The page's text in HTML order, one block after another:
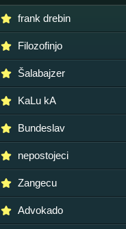
frank drebin
Filozofinjo
Šalabajzer
KaLu kA
Bundeslav
nepostojeci
Zangecu
Advokado